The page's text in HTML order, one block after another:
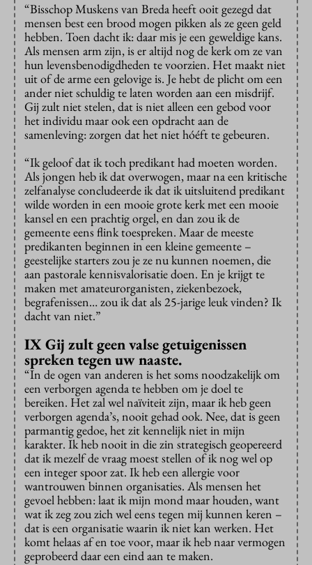
“Bisschop Muskens van Breda heeft ooit gezegd dat
mensen best een brood mogen pikken als ze geen geld
hebben. Toen dacht ik: daar mis je een geweldige kans.
Als mensen arm zijn, is er altijd nog de kerk om ze van
hun levensbenodigdheden te voorzien. Het maakt niet
uit of de arme een gelovige is. Je hebt de plicht om een
ander niet schuldig te laten worden aan een misdrijf.
Gij zult niet stelen, dat is niet alleen een gebod voor
het individu maar ook een opdracht aan de
samenleving: zorgen dat het niet hóéft te gebeuren.
“Ik geloof dat ik toch predikant had moeten worden.
Als jongen heb ik dat overwogen, maar na een kritische
zelfanalyse concludeerde ik dat ik uitsluitend predikant
wilde worden in een mooie grote kerk met een mooie
kansel en een prachtig orgel, en dan zou ik de
gemeente eens flink toespreken. Maar de meeste
predikanten beginnen in een kleine gemeente –
geestelijke starters zou je ze nu kunnen noemen, die
aan pastorale kennisvalorisatie doen. En je krijgt te
maken met amateurorganisten, ziekenbezoek,
begrafenissen… zou ik dat als 25-jarige leuk vinden? Ik
dacht van niet.”
IX Gij zult geen valse getuigenissen
spreken tegen uw naaste.
“In de ogen van anderen is het soms noodzakelijk om
een verborgen agenda te hebben om je doel te
bereiken. Het zal wel naïviteit zijn, maar ik heb geen
verborgen agenda’s, nooit gehad ook. Nee, dat is geen
parmantig gedoe, het zit kennelijk niet in mijn
karakter. Ik heb nooit in die zin strategisch geopereerd
dat ik mezelf de vraag moest stellen of ik nog wel op
een integer spoor zat. Ik heb een allergie voor
wantrouwen binnen organisaties. Als mensen het
gevoel hebben: laat ik mijn mond maar houden, want
wat ik zeg zou zich wel eens tegen mij kunnen keren –
dat is een organisatie waarin ik niet kan werken. Het
komt helaas af en toe voor, maar ik heb naar vermogen
geprobeerd daar een eind aan te maken.